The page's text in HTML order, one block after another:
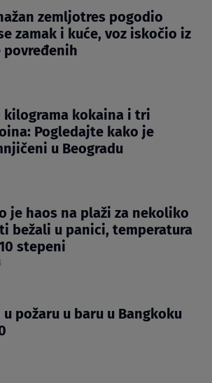
zemljotres pogodio
zamak i kuće, voz iskočio iz
kilograma kokaina i tri
Pogledajte kako je
u Beogradu
je haos na plaži za nekoliko
bežali u panici, temperatura
stepeni
požaru u baru u Bangkoku